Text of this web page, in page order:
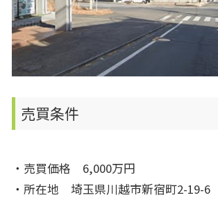
売買条件
・売買価格 6,000万円
・所在地 埼玉県川越市新宿町2-19-6